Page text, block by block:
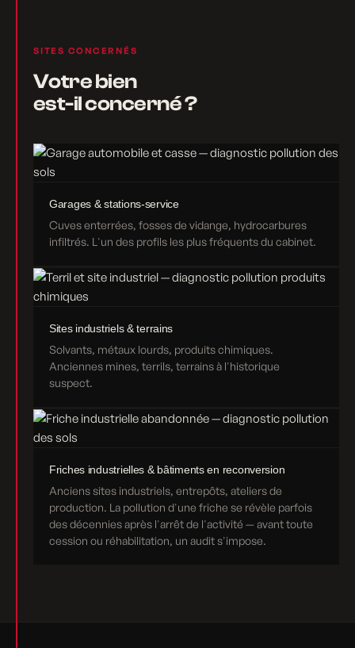
SITES CONCERNÉS
Votre bien
est-il concerné ?
Garages & stations-service
Cuves enterrées, fosses de vidange, hydrocarbures
infiltrés. L'un des profils les plus fréquents du cabinet.
Sites industriels & terrains
Solvants, métaux lourds, produits chimiques.
Anciennes mines, terrils, terrains à l'historique
suspect.
Friches industrielles & bâtiments en reconversion
Anciens sites industriels, entrepôts, ateliers de
production. La pollution d'une friche se révèle parfois
des décennies après l'arrêt de l'activité — avant toute
cession ou réhabilitation, un audit s'impose.